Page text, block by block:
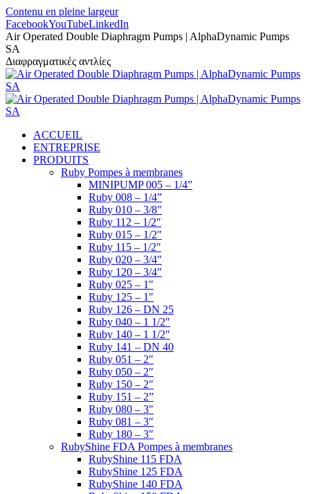
Contenu en pleine largeur
FacebookYouTubeLinkedIn
Air Operated Double Diaphragm Pumps | AlphaDynamic Pumps
SA
Διαφραγματικές αντλίες
ACCUEIL
ENTREPRISE
PRODUITS
Ruby Pompes à membranes
MINIPUMP 005 – 1/4”
Ruby 008 – 1/4”
Ruby 010 – 3/8″
Ruby 112 – 1/2″
Ruby 015 – 1/2″
Ruby 115 – 1/2″
Ruby 020 – 3/4″
Ruby 120 – 3/4″
Ruby 025 – 1″
Ruby 125 – 1″
Ruby 126 – DN 25
Ruby 040 – 1 1/2″
Ruby 140 – 1 1/2″
Ruby 141 – DN 40
Ruby 051 – 2″
Ruby 050 – 2″
Ruby 150 – 2″
Ruby 151 – 2”
Ruby 080 – 3″
Ruby 081 – 3″
Ruby 180 – 3″
RubyShine FDA Pompes à membranes
RubyShine 115 FDA
RubyShine 125 FDA
RubyShine 140 FDA